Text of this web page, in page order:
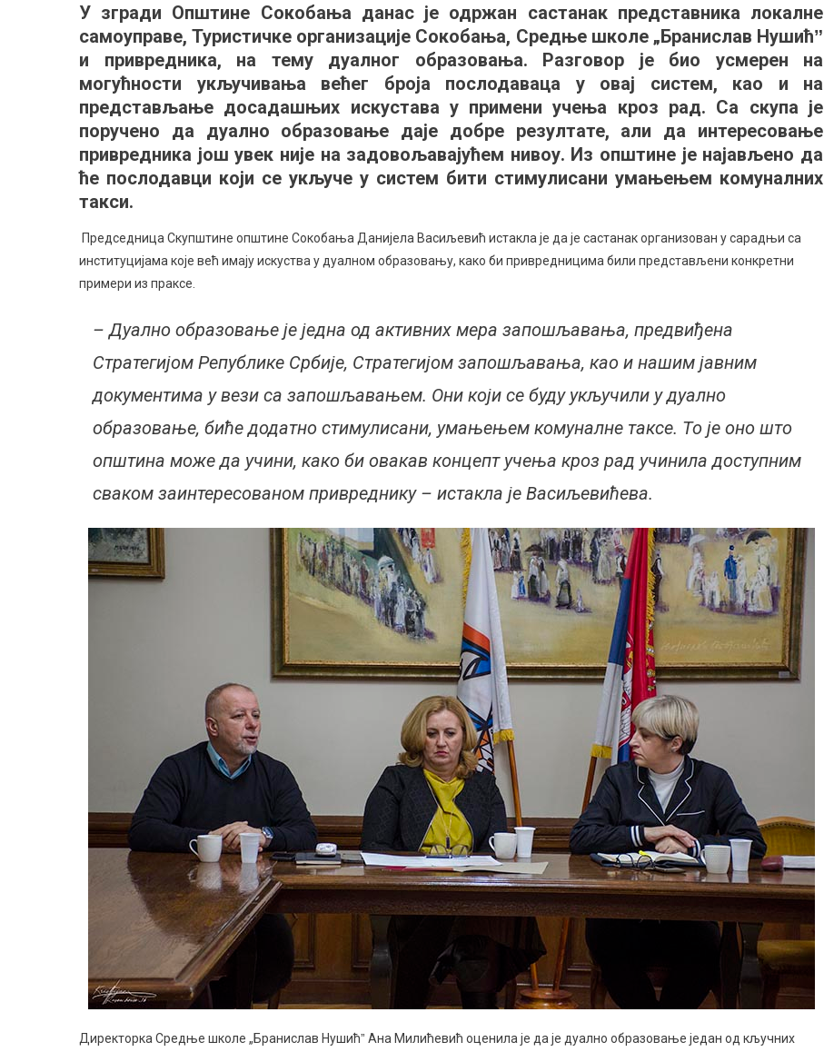
важно,
али
је
интересовање
послодаваца
недовољно
У згради Општине Сокобања данас је одржан састанак представника локалне
самоуправе, Туристичке организације Сокобања, Средње школе „Бранислав Нушићˮ
и привредника, на тему дуалног образовања. Разговор је био усмерен на
могућности укључивања већег броја послодаваца у овај систем, као и на
представљање досадашњих искустава у примени учења кроз рад. Са скупа је
поручено да дуално образовање даје добре резултате, али да интересовање
привредника још увек није на задовољавајућем нивоу. Из општине је најављено да
ће послодавци који се укључе у систем бити стимулисани умањењем комуналних
такси.
Председница Скупштине општине Сокобања Данијела Васиљевић истакла је да је састанак организован у сарадњи са
институцијама које већ имају искуства у дуалном образовању, како би привредницима били представљени конкретни
примери из праксе.
– Дуално образовање је једна од активних мера запошљавања, предвиђена
Стратегијом Републике Србије, Стратегијом запошљавања, као и нашим јавним
документима у вези са запошљавањем. Они који се буду укључили у дуално
образовање, биће додатно стимулисани, умањењем комуналне таксе. То је оно што
општина може да учини, како би овакав концепт учења кроз рад учинила доступним
сваком заинтересованом привреднику – истакла је Васиљевићева.
Директорка Средње школе „Бранислав Нушићˮ Ана Милићевић оценила је да је дуално образовање један од кључних